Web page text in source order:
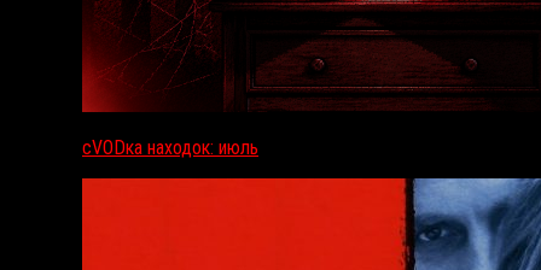
сVODка находок: июль